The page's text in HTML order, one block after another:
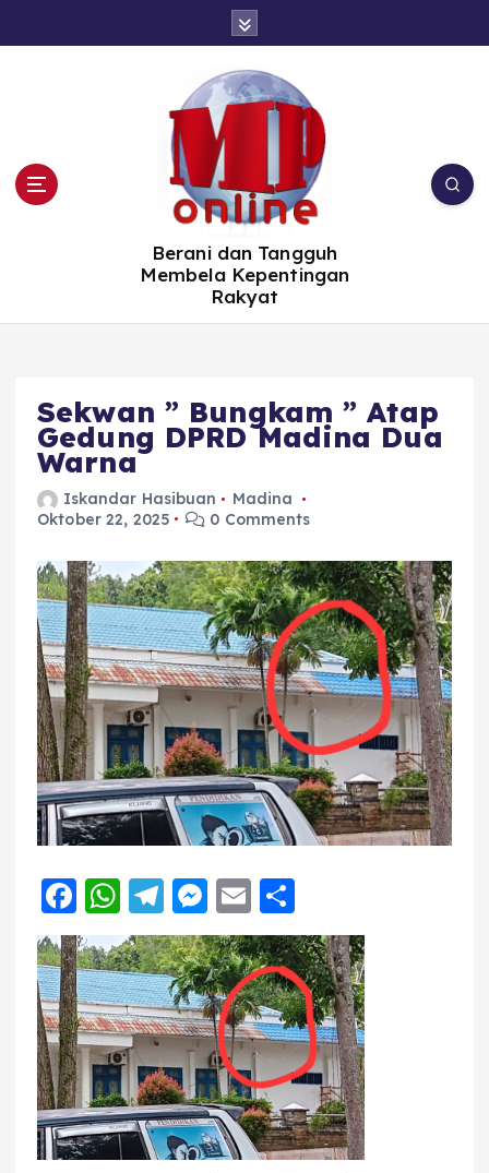
Berani dan Tangguh
Membela Kepentingan
Rakyat
Sekwan ” Bungkam ” Atap
Gedung DPRD Madina Dua
Warna
Iskandar Hasibuan
Madina
Oktober 22, 2025
0 Comments
F
a
c
e
b
o
o
k
W
h
a
ts
A
p
p
T
el
e
g
r
a
m
M
e
ss
e
n
g
er
E
m
ai
l
h
a
re